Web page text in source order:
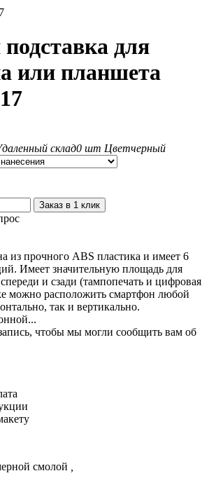
для
или планшета
склад0 шт Цветчерный
Заказ в 1 клик
из прочного ABS пластика и имеет 6
Имеет значительную площадь для
и сзади (тампопечать и цифровая
можно расположить смартфон любой
так и вертикально.
чтобы мы могли сообщить вам об
смолой